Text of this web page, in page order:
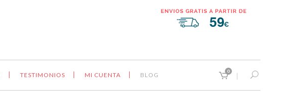
TESTIMONIOS MI CUENTA BLOG
0